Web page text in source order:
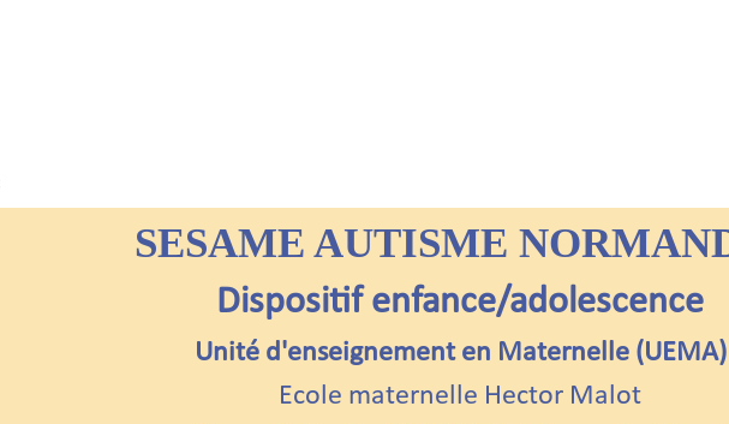
SESAME AUTISME
Dispositif enfance/adolescence
Unité d'enseignement en Maternelle (UEMA)
Ecole maternelle Hector Malot